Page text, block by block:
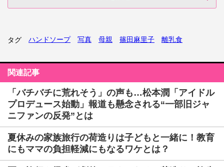
タグ ハンドソープ 写真 母親 篠田麻里子 離乳食
関連記事
「バチバチに荒れそう」の声も…松本潤「アイドル
プロデュース始動」報道も懸念される“一部旧ジャ
ニファンの反発”とは
夏休みの家族旅行の荷造りは子どもと一緒に！教育
にもママの負担軽減にもなるワケとは？